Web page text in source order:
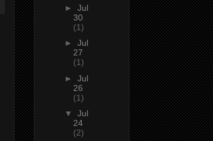
► Jul
30
(1)
► Jul
27
(1)
► Jul
26
(1)
▼ Jul
24
(2)